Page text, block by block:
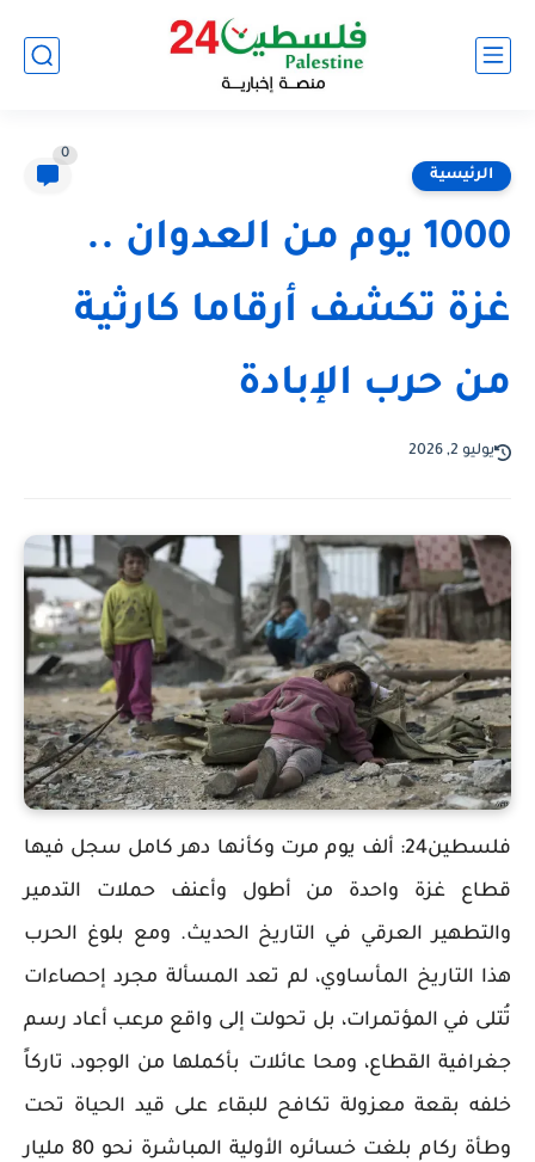
الرئيسية
0
1000 يوم من العدوان ..
غزة تكشف أرقاما كارثية
من حرب الإبادة
يوليو 2, 2026
فلسطين24: ألف يوم مرت وكأنها دهر كامل سجل فيها
قطاع غزة واحدة من أطول وأعنف حملات التدمير
والتطهير العرقي في التاريخ الحديث. ومع بلوغ الحرب
هذا التاريخ المأساوي، لم تعد المسألة مجرد إحصاءات
تُتلى في المؤتمرات، بل تحولت إلى واقع مرعب أعاد رسم
جغرافية القطاع، ومحا عائلات بأكملها من الوجود، تاركاً
خلفه بقعة معزولة تكافح للبقاء على قيد الحياة تحت
وطأة ركام بلغت خسائره الأولية المباشرة نحو 80 مليار